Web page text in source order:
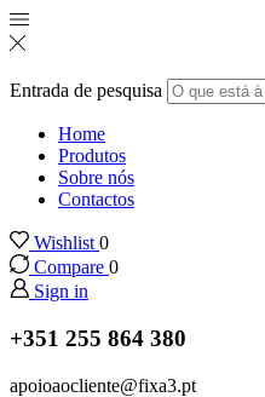
Entrada de pesquisa
Home
Produtos
Sobre nós
Contactos
Wishlist 0
Compare 0
Sign in
+351 255 864 380
apoioaocliente@fixa3.pt